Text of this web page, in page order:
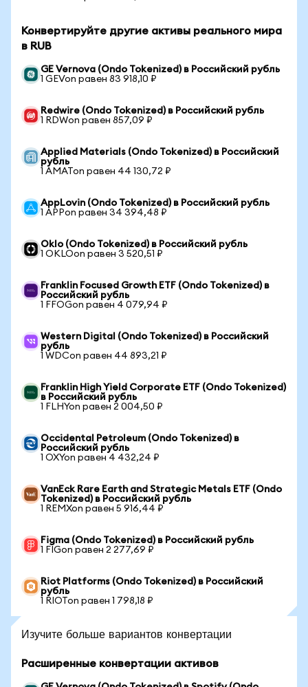
Конвертируйте другие активы реального мира
в RUB
GE Vernova (Ondo Tokenized) в Российский рубль
1 GEVon равен 83 918,10 ₽
Redwire (Ondo Tokenized) в Российский рубль
1 RDWon равен 857,09 ₽
Applied Materials (Ondo Tokenized) в Российский
рубль
1 AMATon равен 44 130,72 ₽
AppLovin (Ondo Tokenized) в Российский рубль
1 APPon равен 34 394,48 ₽
Oklo (Ondo Tokenized) в Российский рубль
1 OKLOon равен 3 520,51 ₽
Franklin Focused Growth ETF (Ondo Tokenized) в
Российский рубль
1 FFOGon равен 4 079,94 ₽
Western Digital (Ondo Tokenized) в Российский
рубль
1 WDCon равен 44 893,21 ₽
Franklin High Yield Corporate ETF (Ondo Tokenized)
в Российский рубль
1 FLHYon равен 2 004,50 ₽
Occidental Petroleum (Ondo Tokenized) в
Российский рубль
1 OXYon равен 4 432,24 ₽
VanEck Rare Earth and Strategic Metals ETF (Ondo
Tokenized) в Российский рубль
1 REMXon равен 5 916,44 ₽
Figma (Ondo Tokenized) в Российский рубль
1 FIGon равен 2 277,69 ₽
Riot Platforms (Ondo Tokenized) в Российский
рубль
1 RIOTon равен 1 798,18 ₽
Изучите больше вариантов конвертации
Расширенные конвертации активов